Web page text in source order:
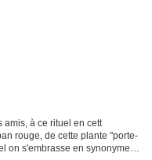
amis, à ce rituel en cett
rouge, de cette plante "porte-
on s'embrasse en synonyme